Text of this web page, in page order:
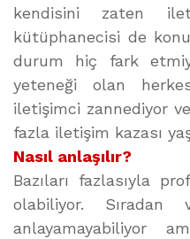
kendisini zaten
kütüphanecisi de
durum hiç fark
yeteneği olan
iletişimci zannediyor
fazla iletişim kazası
Nasıl anlaşılır?
Bazıları fazlasıyla
olabiliyor. Sıradan
anlayamayabiliyor